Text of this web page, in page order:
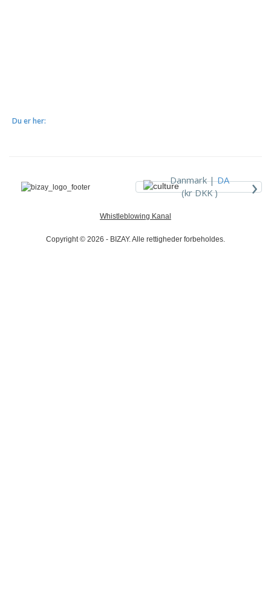
Du er her:
Danmark |DA
(kr DKK )
›
Whistleblowing Kanal
Copyright © 2026 - BIZAY. Alle rettigheder forbeholdes.